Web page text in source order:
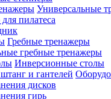
Универсальные
пилатеса
Гребные тренажеры
гребные тренажеры
Инверсионные столы
дисков
гирь